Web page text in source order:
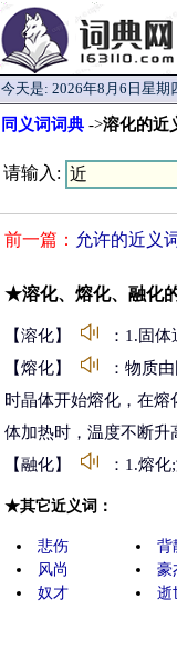
今天是: 2026年8月6日星期
同义词词典 ->溶化的
请输入:
前一篇： 允许的近义
★溶化、熔化、融化
【溶化】
：1.固
【熔化】
：物质
时晶体开始熔化，在
体加热时，温度不断升
【融化】
：1.熔化
★其它近义词：
悲伤 背
风尚
豪
奴才
逝